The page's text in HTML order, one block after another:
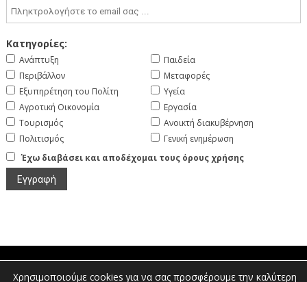
Κατηγορίες:
Ανάπτυξη
Περιβάλλον
Εξυπηρέτηση του Πολίτη
Αγροτική Οικονομία
Τουρισμός
Πολιτισμός
Παιδεία
Μεταφορές
Υγεία
Εργασία
Ανοικτή διακυβέρνηση
Γενική ενημέρωση
Έχω διαβάσει και αποδέχομαι τους όρους χρήσης
Χρησιμοποιούμε cookies για να σας προσφέρουμε την καλύτερη